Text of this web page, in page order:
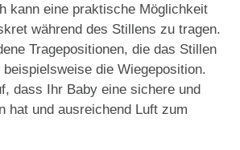
kann eine praktische Möglichkeit
während des Stillens zu tragen.
Tragepositionen, die das Stillen
die Wiegeposition.
dass Ihr Baby eine sichere und
hat und ausreichend Luft zum